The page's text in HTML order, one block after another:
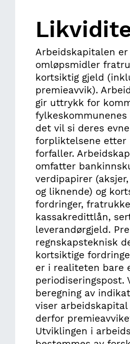
Arbeidskapitalen
omløpsmidler
kortsiktig gjeld
premieavvik).
gir uttrykk for
det vil si deres
forpliktelsene etter
forfaller.
omfatter
verdipapirer
og liknende) og
fordringer,
kassakredittlån,
leverandørgjeld.
regnskapsteknisk
kortsiktige
er i realiteten bare
periodiseringspost.
beregning av
viser
derfor
Utviklingen i